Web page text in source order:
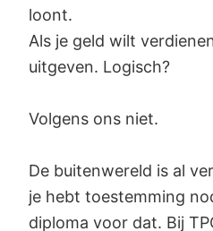
loont.
Als je geld wilt
uitgeven. Logisch?
Volgens ons niet.
De buitenwereld is al
je hebt toestemming
diploma voor dat. Bij